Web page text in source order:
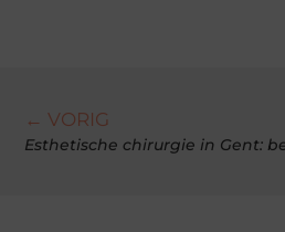
← VORIG
Esthetische chirurgie in Gent: